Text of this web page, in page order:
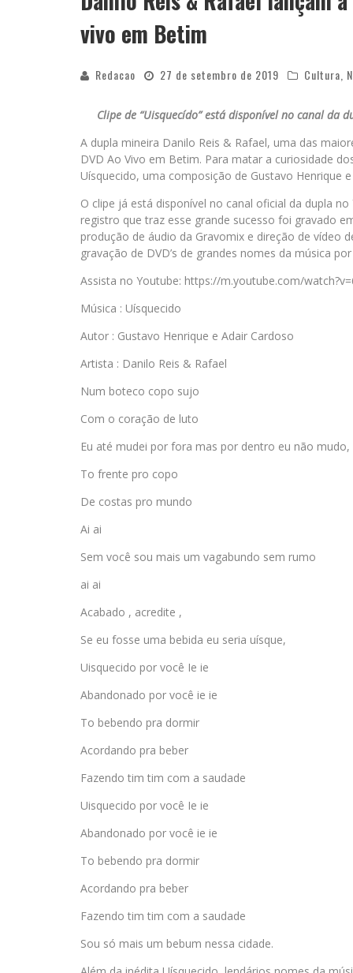
vivo em Betim
Redacao 27 de setembro de 2019 Cultura,
Clipe de “Uisquecído” está disponível no canal
A dupla mineira Danilo Reis & Rafael, uma das
DVD Ao Vivo em Betim. Para matar a curiosidade
Uísquecido, uma composição de Gustavo Henrique
O clipe já está disponível no canal oficial da dupla
registro que traz esse grande sucesso foi gravado
produção de áudio da Gravomix e direção de vídeo
gravação de DVD’s de grandes nomes da música
Assista no Youtube: https://m.youtube.com/
Música : Uísquecido
Autor : Gustavo Henrique e Adair Cardoso
Artista : Danilo Reis & Rafael
Num boteco copo sujo
Com o coração de luto
Eu até mudei por fora mas por dentro eu não mudo,
To frente pro copo
De costas pro mundo
Ai ai
Sem você sou mais um vagabundo sem rumo
ai ai
Acabado , acredite ,
Se eu fosse uma bebida eu seria uísque,
Uisquecido por você Ie ie
Abandonado por você ie ie
To bebendo pra dormir
Acordando pra beber
Fazendo tim tim com a saudade
Uisquecido por você Ie ie
Abandonado por você ie ie
To bebendo pra dormir
Acordando pra beber
Fazendo tim tim com a saudade
Sou só mais um bebum nessa cidade.